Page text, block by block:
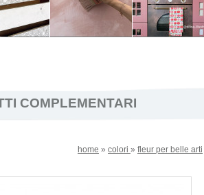
COMPLEMENTARI
home » colori » fleur per belle arti